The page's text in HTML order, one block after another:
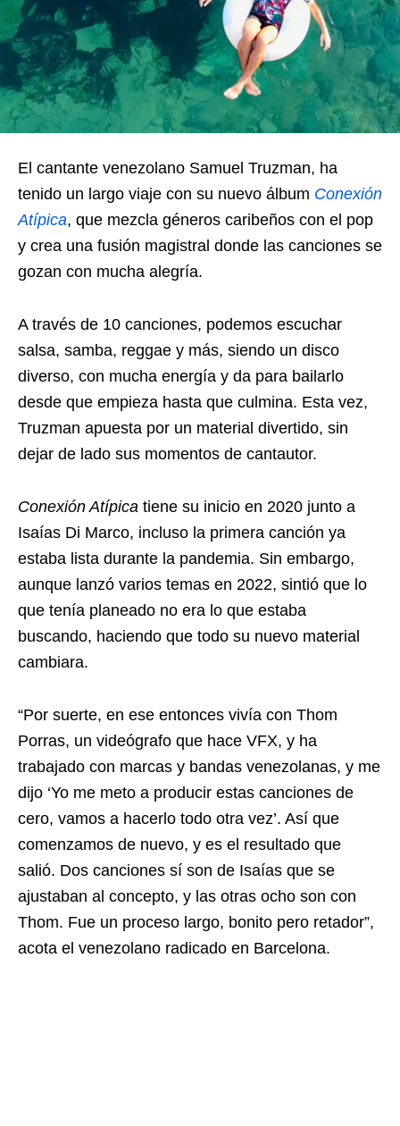
El cantante venezolano Samuel Truzman, ha
tenido un largo viaje con su nuevo álbum Conexión
Atípica, que mezcla géneros caribeños con el pop
y crea una fusión magistral donde las canciones se
gozan con mucha alegría.
A través de 10 canciones, podemos escuchar
salsa, samba, reggae y más, siendo un disco
diverso, con mucha energía y da para bailarlo
desde que empieza hasta que culmina. Esta vez,
Truzman apuesta por un material divertido, sin
dejar de lado sus momentos de cantautor.
Conexión Atípica tiene su inicio en 2020 junto a
Isaías Di Marco, incluso la primera canción ya
estaba lista durante la pandemia. Sin embargo,
aunque lanzó varios temas en 2022, sintió que lo
que tenía planeado no era lo que estaba
buscando, haciendo que todo su nuevo material
cambiara.
“Por suerte, en ese entonces vivía con Thom
Porras, un videógrafo que hace VFX, y ha
trabajado con marcas y bandas venezolanas, y me
dijo ‘Yo me meto a producir estas canciones de
cero, vamos a hacerlo todo otra vez’. Así que
comenzamos de nuevo, y es el resultado que
salió. Dos canciones sí son de Isaías que se
ajustaban al concepto, y las otras ocho son con
Thom. Fue un proceso largo, bonito pero retador”,
acota el venezolano radicado en Barcelona.